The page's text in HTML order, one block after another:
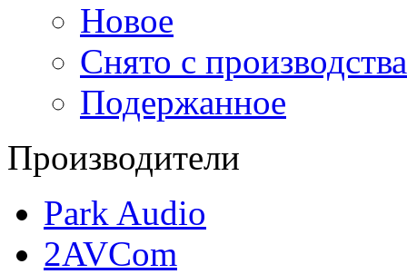
Новое
Снято с производства
Подержанное
Производители
Park Audio
2AVCom